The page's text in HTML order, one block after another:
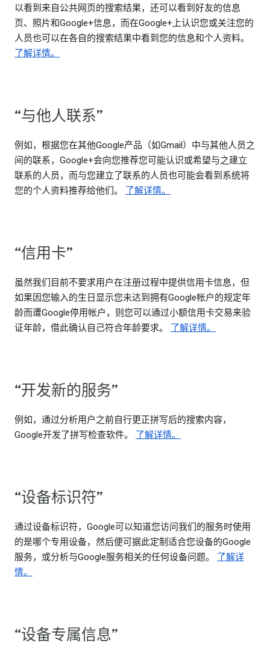
以看到来自公共网页的搜索结果，还可以看到好友的信息
页、照片和Google+信息，而在Google+上认识您或关注您的
人员也可以在各自的搜索结果中看到您的信息和个人资料。
了解详情。
“与他人联系”
例如，根据您在其他Google产品（如Gmail）中与其他人员之
间的联系，Google+会向您推荐您可能认识或希望与之建立
联系的人员，而与您建立了联系的人员也可能会看到系统将
您的个人资料推荐给他们。 了解详情。
“信用卡”
虽然我们目前不要求用户在注册过程中提供信用卡信息，但
如果因您输入的生日显示您未达到拥有Google帐户的规定年
龄而遭Google停用帐户，则您可以通过小额信用卡交易来验
证年龄，借此确认自己符合年龄要求。 了解详情。
“开发新的服务”
例如，通过分析用户之前自行更正拼写后的搜索内容，
Google开发了拼写检查软件。 了解详情。
“设备标识符”
通过设备标识符，Google可以知道您访问我们的服务时使用
的是哪个专用设备，然后便可据此定制适合您设备的Google
服务，或分析与Google服务相关的任何设备问题。 了解详
情。
“设备专属信息”